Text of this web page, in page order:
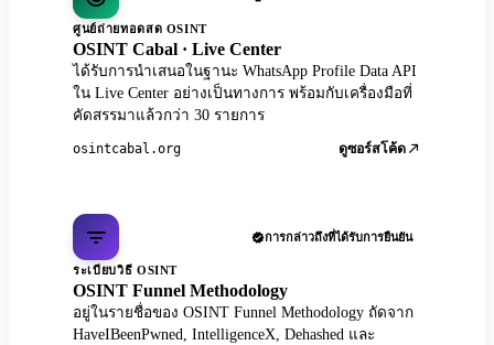
ศูนย์ถ่ายทอดสด OSINT
OSINT Cabal · Live Center
ได้รับการนำเสนอในฐานะ WhatsApp Profile Data API
ใน Live Center อย่างเป็นทางการ พร้อมกับเครื่องมือที่
คัดสรรมาแล้วกว่า 30 รายการ
osintcabal.org ดูซอร์สโค้ด
การกล่าวถึงที่ได้รับการยืนยัน
ระเบียบวิธี OSINT
OSINT Funnel Methodology
อยู่ในรายชื่อของ OSINT Funnel Methodology ถัดจาก
HaveIBeenPwned, IntelligenceX, Dehashed และ